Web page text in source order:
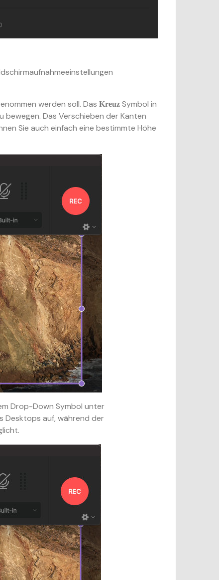
werden soll. DasKreuz Symbol in
Das Verschieben der Kanten
Sie auch einfach eine bestimmte Höhe
Drop-Down Symbol unter
Desktops auf, während der